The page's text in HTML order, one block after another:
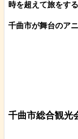
時を超えて旅をする
千曲市が舞台のア
千曲市総合観光